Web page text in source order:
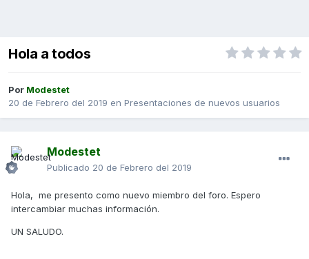
Hola a todos
Por Modestet
20 de Febrero del 2019 en Presentaciones de nuevos usuarios
Modestet
Publicado 20 de Febrero del 2019
Hola, me presento como nuevo miembro del foro. Espero
intercambiar muchas información.
UN SALUDO.